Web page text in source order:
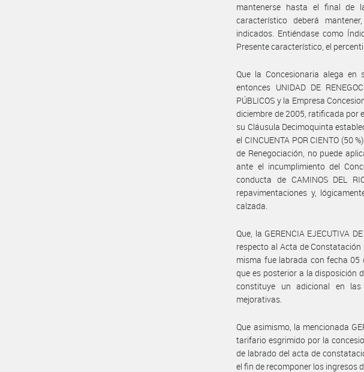
mantenerse hasta el final de
característico deberá
indicados. Entiéndase como
Presente característico, el
Que la Concesionaria alega en
entonces UNIDAD DE
PÚBLICOS y la Empresa
diciembre de 2005, ratificada por
su Cláusula Decimoquinta
el CINCUENTA POR CIENTO (50
de Renegociación, no puede
ante el incumplimiento del
conducta de CAMINOS DEL
repavimentaciones y,
calzada.
Que, la GERENCIA EJECUTIVA
respecto al Acta de
misma fue labrada con fecha 05
que es posterior a la disposición
constituye un adicional en
mejorativas.
Que asimismo, la mencionada
tarifario esgrimido por la
de labrado del acta de
el fin de recomponer los ingresos